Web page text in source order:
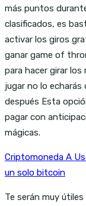
más puntos
clasificados, es
activar los giros
ganar game of
para hacer girar los
jugar no lo echarás
después Esta
pagar con
mágicas.
Criptomoneda A
un solo bitcoin
Te serán muy